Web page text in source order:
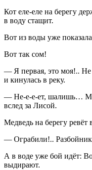
Кот еле-еле на берегу
в воду стащит.
Вот из воды уже
Вот так сом!
— Я первая, это моя!..
и кинулась в реку.
— Не-е-е-ет, шалишь…
вслед за Лисой.
Медведь на берегу ревёт
— Ограбили!..
А в воде уже бой идёт:
выдирают.